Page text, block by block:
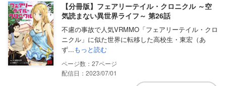
【分冊版】フェアリーテイル・クロニクル ～空
気読まない異世界ライフ～ 第26話
不慮の事故で人気VRMMO「フェアリーテイル・クロ
ニクル」に似た世界に転移した高校生・東宏（あ
ず...もっと読む
27
配信日：2023/07/01